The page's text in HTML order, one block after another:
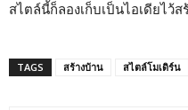
สไตล์นี้ก็ลองเก็บเป็นไอเดียไว้
TAGS สร้างบ้าน สไตล์โมเดิร์น